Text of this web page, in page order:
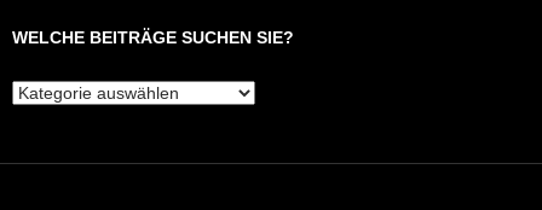
WELCHE BEITRÄGE SUCHEN SIE?
Welche